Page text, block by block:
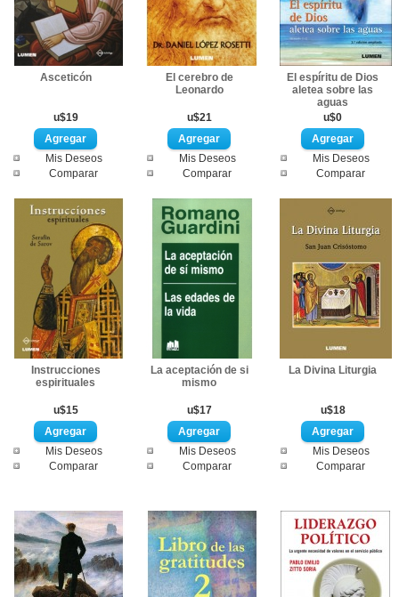
Asceticón
u$19
Mis Deseos
Comparar
El cerebro de
Leonardo
u$21
Mis Deseos
Comparar
El espíritu de Dios
aletea sobre las
aguas
u$0
Mis Deseos
Comparar
Instrucciones
espirituales
u$15
Mis Deseos
Comparar
La aceptación de si
mismo
u$17
Mis Deseos
Comparar
La Divina Liturgia
u$18
Mis Deseos
Comparar